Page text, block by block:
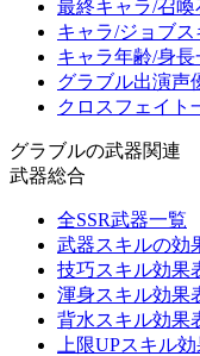
最終キャラ/召喚
キャラ/ジョブス
キャラ年齢/身長
グラブル出演声
クロスフェイト
グラブルの武器関連
武器総合
全SSR武器一覧
武器スキルの効
技巧スキル効果
渾身スキル効果
背水スキル効果
上限UPスキル